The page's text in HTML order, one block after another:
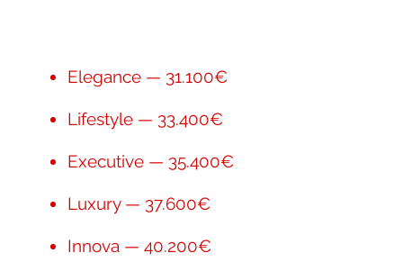
Elegance — 31.100€
Lifestyle — 33.400€
Executive — 35.400€
Luxury — 37.600€
Innova — 40.200€